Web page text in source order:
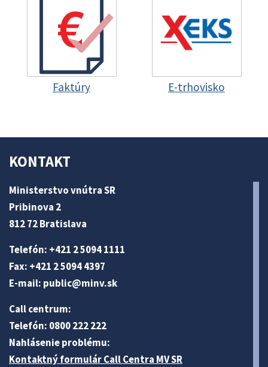
Faktúry E-trhovisko
KONTAKT
Ministerstvo vnútra SR
Pribinova 2
812 72 Bratislava
Telefón: +421 2 5094 1111
Fax: +421 2 5094 4397
E-mail: public@minv.sk
Call centrum:
Telefón: 0800 222 222
Nahlásenie problému:
Kontaktný formulár Call Centra MV SR